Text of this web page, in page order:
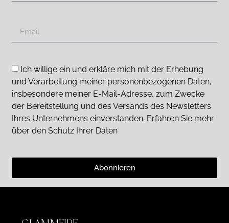
Ich willige ein und erkläre mich mit der Erhebung
und Verarbeitung meiner personenbezogenen Daten,
insbesondere meiner E-Mail-Adresse, zum Zwecke
der Bereitstellung und des Versands des Newsletters
Ihres Unternehmens einverstanden. Erfahren Sie mehr
über den Schutz Ihrer Daten
Abonnieren